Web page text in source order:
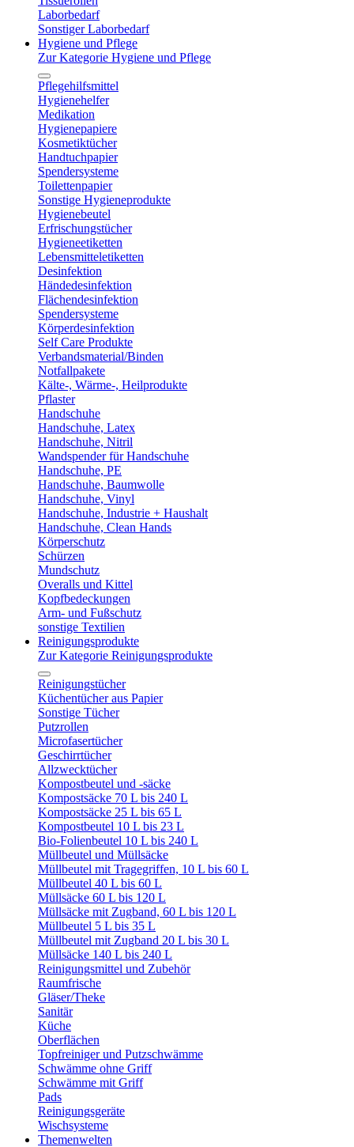
Laborbedarf
Sonstiger Laborbedarf
Hygiene und Pflege
Zur Kategorie Hygiene und Pflege
Pflegehilfsmittel
Hygienehelfer
Medikation
Hygienepapiere
Kosmetiktücher
Handtuchpapier
Spendersysteme
Toilettenpapier
Sonstige Hygieneprodukte
Hygienebeutel
Erfrischungstücher
Hygieneetiketten
Lebensmitteletiketten
Desinfektion
Händedesinfektion
Flächendesinfektion
Spendersysteme
Körperdesinfektion
Self Care Produkte
Verbandsmaterial/Binden
Notfallpakete
Kälte-, Wärme-, Heilprodukte
Pflaster
Handschuhe
Handschuhe, Latex
Handschuhe, Nitril
Wandspender für Handschuhe
Handschuhe, PE
Handschuhe, Baumwolle
Handschuhe, Vinyl
Handschuhe, Industrie + Haushalt
Handschuhe, Clean Hands
Körperschutz
Schürzen
Mundschutz
Overalls und Kittel
Kopfbedeckungen
Arm- und Fußschutz
sonstige Textilien
Reinigungsprodukte
Zur Kategorie Reinigungsprodukte
Reinigungstücher
Küchentücher aus Papier
Sonstige Tücher
Putzrollen
Microfasertücher
Geschirrtücher
Allzwecktücher
Kompostbeutel und -säcke
Kompostsäcke 70 L bis 240 L
Kompostsäcke 25 L bis 65 L
Kompostbeutel 10 L bis 23 L
Bio-Folienbeutel 10 L bis 240 L
Müllbeutel und Müllsäcke
Müllbeutel mit Tragegriffen, 10 L bis 60 L
Müllbeutel 40 L bis 60 L
Müllsäcke 60 L bis 120 L
Müllsäcke mit Zugband, 60 L bis 120 L
Müllbeutel 5 L bis 35 L
Müllbeutel mit Zugband 20 L bis 30 L
Müllsäcke 140 L bis 240 L
Reinigungsmittel und Zubehör
Raumfrische
Gläser/Theke
Sanitär
Küche
Oberflächen
Topfreiniger und Putzschwämme
Schwämme ohne Griff
Schwämme mit Griff
Pads
Reinigungsgeräte
Wischsysteme
Themenwelten